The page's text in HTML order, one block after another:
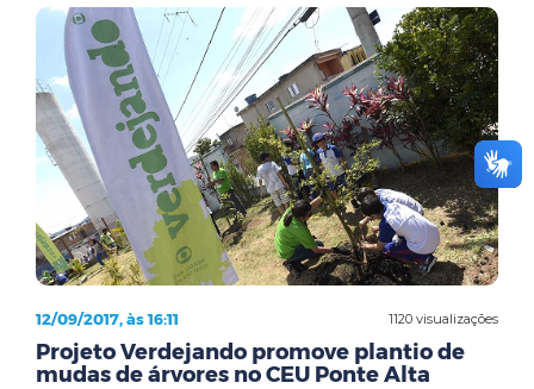
1120 visualizações
12/09/2017, às 16:11
Projeto Verdejando promove plantio de
mudas de árvores no CEU Ponte Alta